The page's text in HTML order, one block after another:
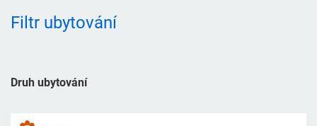
Filtr ubytování
Druh ubytování